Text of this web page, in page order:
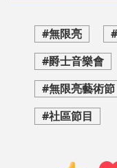
#無限亮
#爵士音樂會
#無限亮藝術節
#社區節目